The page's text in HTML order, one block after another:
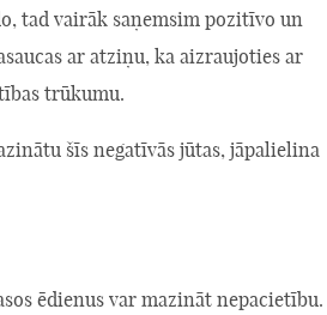
tad vairāk saņemsim pozitīvo un
ar atziņu, ka aizraujoties ar
trūkumu.
šīs negatīvās jūtas, jāpalielina
ēdienus var mazināt nepacietību.